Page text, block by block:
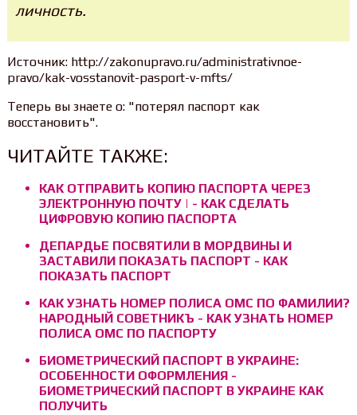
личность.
Источник: http://zakonupravo.ru/administrativnoe-
pravo/kak-vosstanovit-pasport-v-mfts/
Теперь вы знаете о: "потерял паспорт как
восстановить".
ЧИТАЙТЕ ТАКЖЕ:
КАК ОТПРАВИТЬ КОПИЮ ПАСПОРТА ЧЕРЕЗ
ЭЛЕКТРОННУЮ ПОЧТУ | - КАК СДЕЛАТЬ
ЦИФРОВУЮ КОПИЮ ПАСПОРТА
ДЕПАРДЬЕ ПОСВЯТИЛИ В МОРДВИНЫ И
ЗАСТАВИЛИ ПОКАЗАТЬ ПАСПОРТ - КАК
ПОКАЗАТЬ ПАСПОРТ
КАК УЗНАТЬ НОМЕР ПОЛИСА ОМС ПО ФАМИЛИИ?
НАРОДНЫЙ СОВЕТНИКЪ - КАК УЗНАТЬ НОМЕР
ПОЛИСА ОМС ПО ПАСПОРТУ
БИОМЕТРИЧЕСКИЙ ПАСПОРТ В УКРАИНЕ:
ОСОБЕННОСТИ ОФОРМЛЕНИЯ -
БИОМЕТРИЧЕСКИЙ ПАСПОРТ В УКРАИНЕ КАК
ПОЛУЧИТЬ